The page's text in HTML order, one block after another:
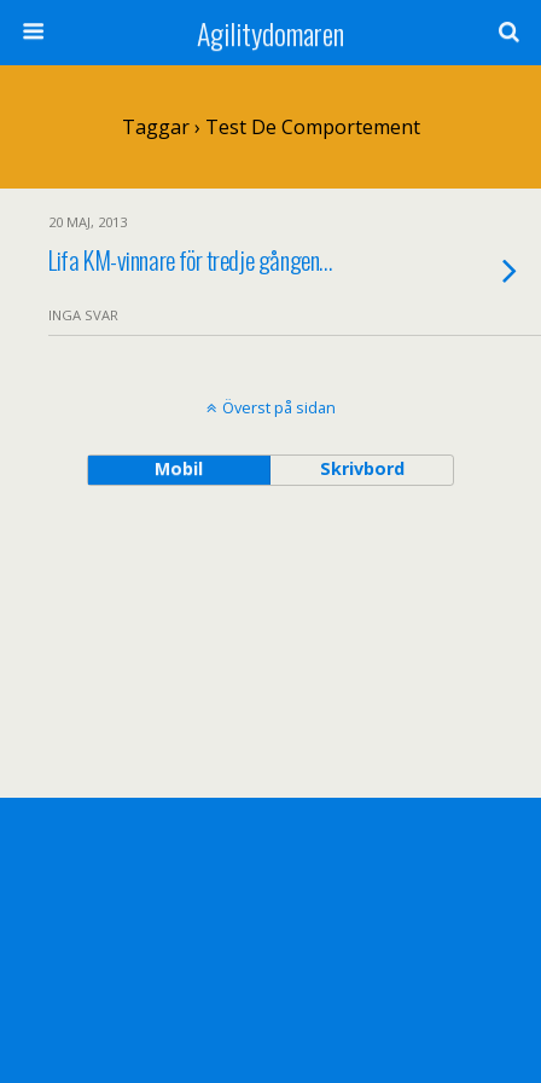
Agilitydomaren
Taggar › Test De Comportement
20 MAJ, 2013
Lifa KM-vinnare för tredje gången…
INGA SVAR
Överst på sidan
Mobil Skrivbord